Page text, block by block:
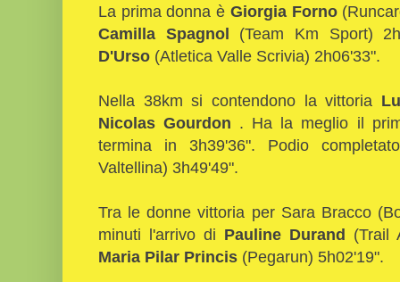
La prima donna è Giorgia Forno
Camilla Spagnol (Team Km Sport)
D'Urso (Atletica Valle Scrivia) 2h06'33".
Nella 38km si contendono la vittoria
Nicolas Gourdon . Ha la meglio il
termina in 3h39'36". Podio
Valtellina) 3h49'49".
Tra le donne vittoria per Sara Bracco
minuti l'arrivo di Pauline Durand (Trail
Maria Pilar Princis (Pegarun) 5h02'19".